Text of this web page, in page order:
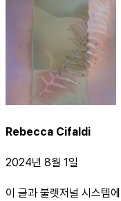
Rebecca Cifaldi
2024년 8월 1일
이 글과 불렛저널 시스템